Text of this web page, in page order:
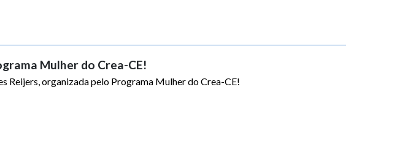
Mulher do Crea-CE!
Reijers, organizada pelo Programa Mulher do Crea-CE!